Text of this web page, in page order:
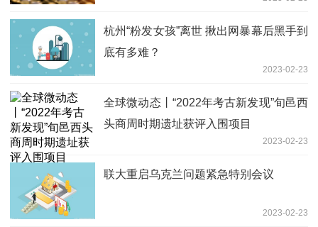
杭州“粉发女孩”离世 揪出网暴幕后黑手到
底有多难？
2023-02-23
全球微动态丨“2022年考古新发现”旬邑西
头商周时期遗址获评入围项目
2023-02-23
联大重启乌克兰问题紧急特别会议
2023-02-23